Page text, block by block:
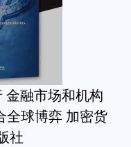
金融市场和机构
全球博弈 加密货
社